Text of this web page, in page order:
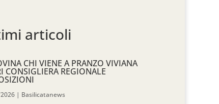
articoli
CHI VIENE A PRANZO VIVIANA
CONSIGLIERA REGIONALE
| Basilicatanews